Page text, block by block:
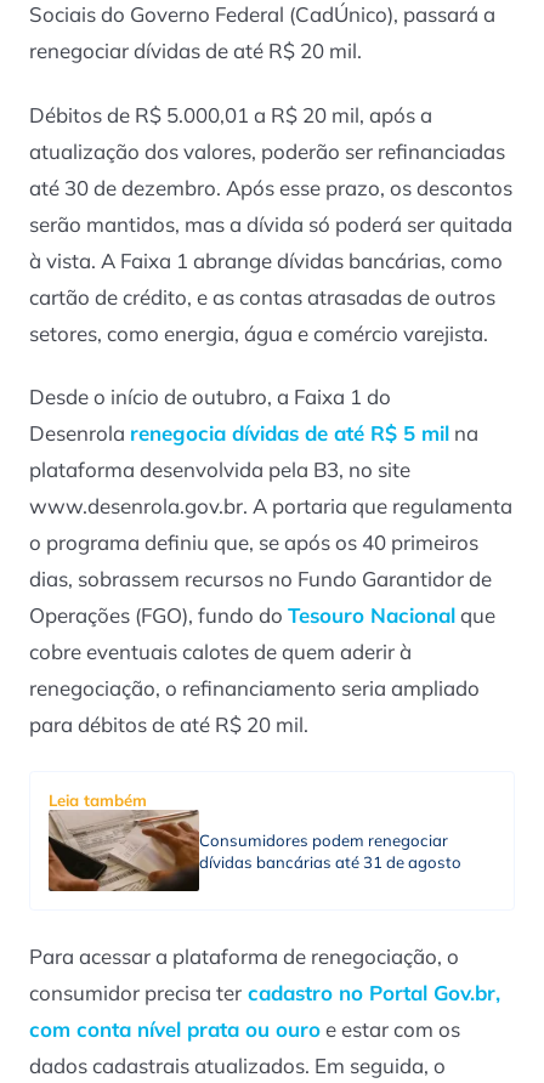
Sociais do Governo Federal (CadÚnico), passará a
renegociar dívidas de até R$ 20 mil.
Débitos de R$ 5.000,01 a R$ 20 mil, após a
atualização dos valores, poderão ser refinanciadas
até 30 de dezembro. Após esse prazo, os descontos
serão mantidos, mas a dívida só poderá ser quitada
à vista. A Faixa 1 abrange dívidas bancárias, como
cartão de crédito, e as contas atrasadas de outros
setores, como energia, água e comércio varejista.
Desde o início de outubro, a Faixa 1 do
Desenrola renegocia dívidas de até R$ 5 mil na
plataforma desenvolvida pela B3, no site
www.desenrola.gov.br. A portaria que regulamenta
o programa definiu que, se após os 40 primeiros
dias, sobrassem recursos no Fundo Garantidor de
Operações (FGO), fundo do Tesouro Nacionalque
cobre eventuais calotes de quem aderir à
renegociação, o refinanciamento seria ampliado
para débitos de até R$ 20 mil.
Leia também
Consumidores podem renegociar
dívidas bancárias até 31 de agosto
Para acessar a plataforma de renegociação, o
consumidor precisa ter cadastro no Portal Gov.br,
com conta nível prata ou ouroe estar com os
dados cadastrais atualizados. Em seguida, o